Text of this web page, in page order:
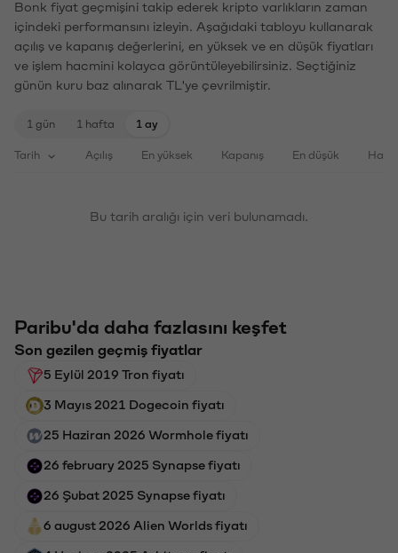
Bonk fiyat geçmişini takip ederek kripto varlıkların zaman
içindeki performansını izleyin. Aşağıdaki tabloyu kullanarak
açılış ve kapanış değerlerini, en yüksek ve en düşük fiyatları
ve işlem hacmini kolayca görüntüleyebilirsiniz. Seçtiğiniz
günün kuru baz alınarak TL'ye çevrilmiştir.
1 gün 1 hafta 1 ay
Tarih Açılış En yüksek Kapanış En düşük
Bu tarih aralığı için veri bulunamadı.
Paribu'da daha fazlasını keşfet
Son gezilen geçmiş fiyatlar
5 Eylül 2019 Tron fiyatı
3 Mayıs 2021 Dogecoin fiyatı
25 Haziran 2026 Wormhole fiyatı
26 february 2025 Synapse fiyatı
26 Şubat 2025 Synapse fiyatı
6 august 2026 Alien Worlds fiyatı